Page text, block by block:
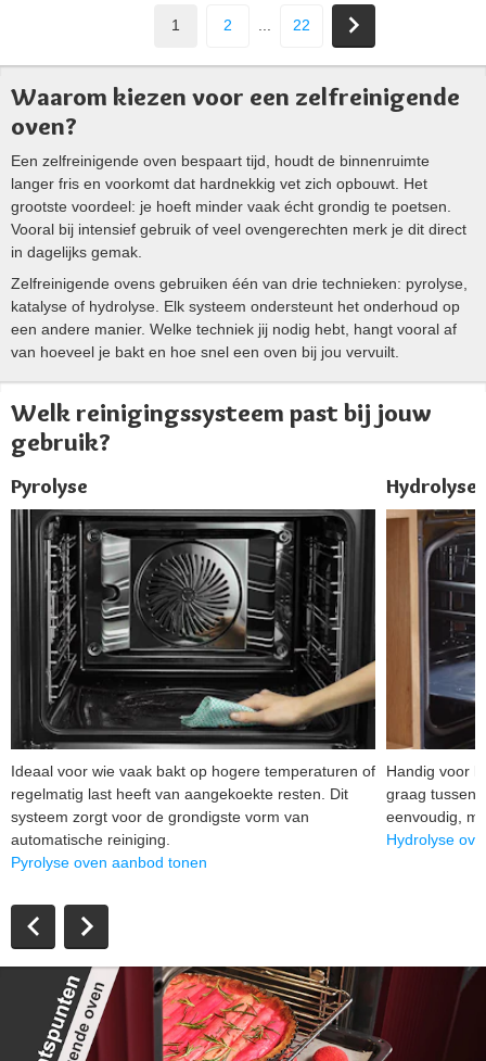
1 2 ... 22
Waarom kiezen voor een zelfreinigende
oven?
Een zelfreinigende oven bespaart tijd, houdt de binnenruimte
langer fris en voorkomt dat hardnekkig vet zich opbouwt. Het
grootste voordeel: je hoeft minder vaak écht grondig te poetsen.
Vooral bij intensief gebruik of veel ovengerechten merk je dit direct
in dagelijks gemak.
Zelfreinigende ovens gebruiken één van drie technieken: pyrolyse,
katalyse of hydrolyse. Elk systeem ondersteunt het onderhoud op
een andere manier. Welke techniek jij nodig hebt, hangt vooral af
van hoeveel je bakt en hoe snel een oven bij jou vervuilt.
Welk reinigingssysteem past bij jouw
gebruik?
Pyrolyse
Ideaal voor wie vaak bakt op hogere temperaturen of
regelmatig last heeft van aangekoekte resten. Dit
systeem zorgt voor de grondigste vorm van
automatische reiniging.
Pyrolyse oven aanbod tonen
Hydrolyse
Handig voor
graag
eenvoudig,
Hydrolyse